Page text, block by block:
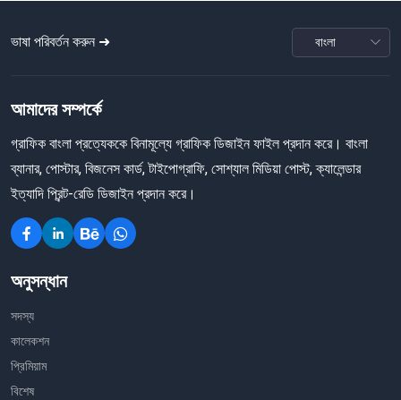
ভাষা পরিবর্তন করুন ➜
আমাদের সম্পর্কে
গ্রাফিক বাংলা প্রত্যেককে বিনামূল্যে গ্রাফিক ডিজাইন ফাইল প্রদান করে। বাংলা
ব্যানার, পোস্টার, বিজনেস কার্ড, টাইপোগ্রাফি, সোশ্যাল মিডিয়া পোস্ট, ক্যালেন্ডার
ইত্যাদি প্রিন্ট-রেডি ডিজাইন প্রদান করে।
অনুসন্ধান
সদস্য
কালেকশন
প্রিমিয়াম
বিশেষ